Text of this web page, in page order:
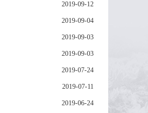
2019-09-12
2019-09-04
2019-09-03
2019-09-03
2019-07-24
2019-07-11
2019-06-24